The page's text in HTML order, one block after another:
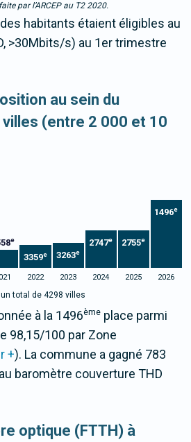
par l’ARCEP au T2 2020.
habitants étaient éligibles au
>30Mbits/s) au 1er trimestre
au sein du
(entre 2 000 et 10
e
3359e 3263e
2747e 2755e
1496e
2022 2023 2024 2025 2026
un total de 4298 villes
à la 1496ème place parmi
98,15/100 par Zone
+). La commune a gagné 783
baromètre couverture THD
optique (FTTH) à